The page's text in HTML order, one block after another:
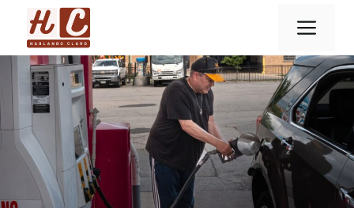
Saltar
contenido